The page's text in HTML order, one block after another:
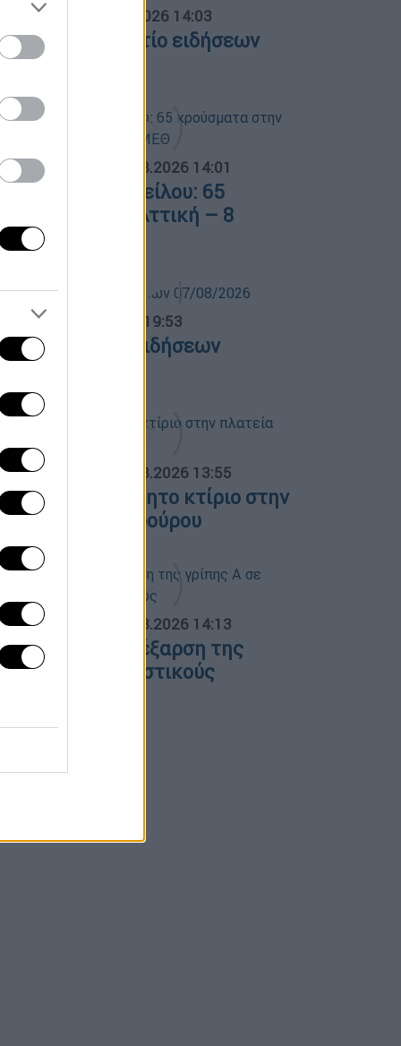
08.08.2026 14:03
δελτίο ειδήσεων
08/2026
08.08.2026 14:01
του Δυτικού Νείλου: 65
στην Αττική – 8
σε ΜΕΘ
07.08.2026 19:53
δελτίο ειδήσεων
08.08.2026 13:55
σε ακατοίκητο κτίριο στην
Κουμουνδούρου
07.08.2026 14:13
για την έξαρση της
Α σε τουριστικούς